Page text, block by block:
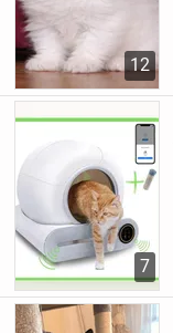
12
7